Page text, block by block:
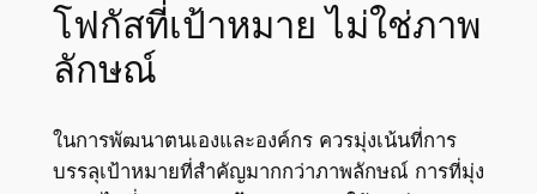
โฟกัสที่เป้าหมาย ไม่ใช่ภาพ
ลักษณ์
ในการพัฒนาตนเองและองค์กร ควรมุ่งเน้นที่การ
บรรลุเป้าหมายที่สำคัญมากกว่าภาพลักษณ์ การที่มุ่ง